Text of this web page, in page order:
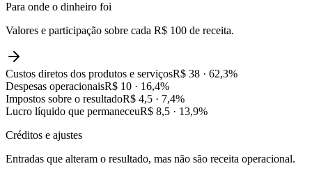
Para onde o dinheiro foi
Valores e participação sobre cada R$ 100 de receita.
Custos diretos dos produtos e serviçosR$ 38 · 62,3%
Despesas operacionaisR$ 10 · 16,4%
Impostos sobre o resultadoR$ 4,5 · 7,4%
Lucro líquido que permaneceuR$ 8,5 · 13,9%
Créditos e ajustes
Entradas que alteram o resultado, mas não são receita operacional.